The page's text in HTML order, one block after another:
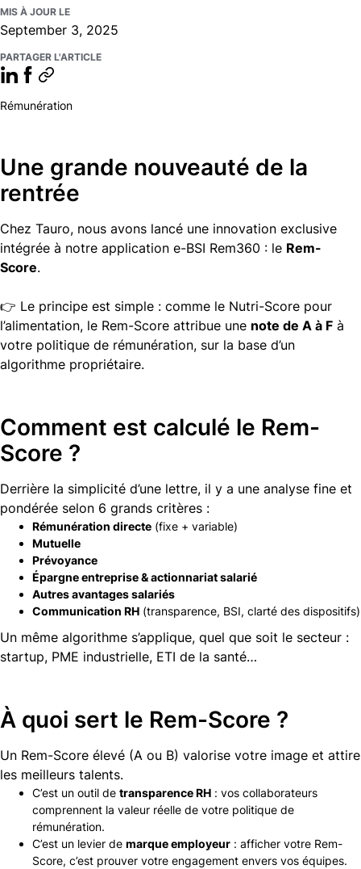
MIS À JOUR LE
September 3, 2025
PARTAGER L'ARTICLE
Rémunération
Une grande nouveauté de la
rentrée
Chez Tauro, nous avons lancé une innovation exclusive
intégrée à notre application e-BSI Rem360 : le Rem-
Score.
👉 Le principe est simple : comme le Nutri-Score pour
l’alimentation, le Rem-Score attribue une note de A à F à
votre politique de rémunération, sur la base d’un
algorithme propriétaire.
Comment est calculé le Rem-
Score ?
Derrière la simplicité d’une lettre, il y a une analyse fine et
pondérée selon 6 grands critères :
Rémunération directe (fixe + variable)
Mutuelle
Prévoyance
Épargne entreprise & actionnariat salarié
Autres avantages salariés
Communication RH (transparence, BSI, clarté des dispositifs)
Un même algorithme s’applique, quel que soit le secteur :
startup, PME industrielle, ETI de la santé…
À quoi sert le Rem-Score ?
Un Rem-Score élevé (A ou B) valorise votre image et attire
les meilleurs talents.
C’est un outil de transparence RH : vos collaborateurs
comprennent la valeur réelle de votre politique de
rémunération.
C’est un levier de marque employeur : afficher votre Rem-
Score, c’est prouver votre engagement envers vos équipes.